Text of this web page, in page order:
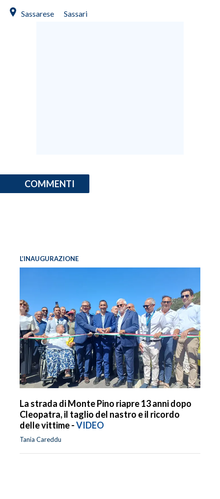
Sassarese Sassari
COMMENTI
L’INAUGURAZIONE
La strada di Monte Pino riapre 13 anni dopo
Cleopatra, il taglio del nastro e il ricordo
delle vittime -VIDEO
Tania Careddu